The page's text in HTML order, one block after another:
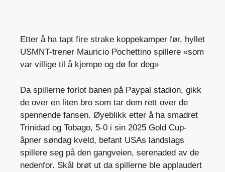
Etter å ha tapt fire strake koppekamper før, hyllet
USMNT-trener Mauricio Pochettino spillere «som
var villige til å kjempe og dø for deg»
Da spillerne forlot banen på Paypal stadion, gikk
de over en liten bro som tar dem rett over de
spennende fansen. Øyeblikk etter å ha smadret
Trinidad og Tobago, 5-0 i sin 2025 Gold Cup-
åpner søndag kveld, befant USAs landslags
spillere seg på den gangveien, serenaded av de
nedenfor. Skål brøt ut da spillerne ble applaudert